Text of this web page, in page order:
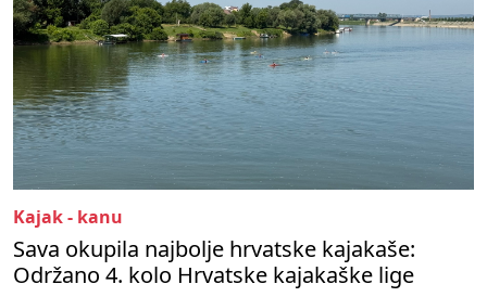
Kajak - kanu
Sava okupila najbolje hrvatske kajakaše:
Održano 4. kolo Hrvatske kajakaške lige